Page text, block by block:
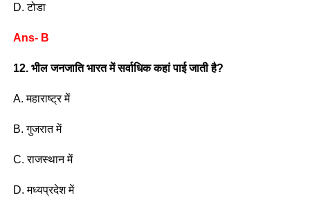
D. टोडा
Ans- B
12. भील जनजाति भारत में सर्वाधिक कहां पाई जाती है?
A. महाराष्ट्र में
B. गुजरात में
C. राजस्थान में
D. मध्यप्रदेश में